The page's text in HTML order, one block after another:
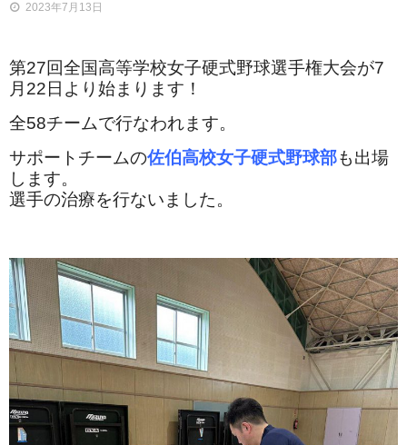
2023年7月13日
第27回全国高等学校女子硬式野球選手権大会が7
月22日より始まります！
全58チームで行なわれます。
サポートチームの佐伯高校女子硬式野球部も出場
します。
選手の治療を行ないました。